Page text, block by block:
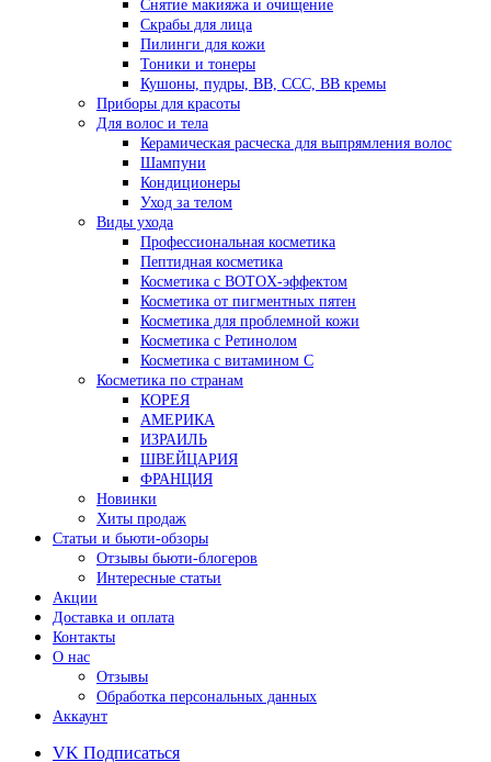
Снятие макияжа и очищение
Скрабы для лица
Пилинги для кожи
Тоники и тонеры
Кушоны, пудры, ВВ, ССС, ВВ кремы
Приборы для красоты
Для волос и тела
Керамическая расческа для выпрямления волос
Шампуни
Кондиционеры
Уход за телом
Виды ухода
Профессиональная косметика
Пептидная косметика
Косметика с BOTOX-эффектом
Косметика от пигментных пятен
Косметика для проблемной кожи
Косметика с Ретинолом
Косметика с витамином С
Косметика по странам
КОРЕЯ
АМЕРИКА
ИЗРАИЛЬ
ШВЕЙЦАРИЯ
ФРАНЦИЯ
Новинки
Хиты продаж
Статьи и бьюти-обзоры
Отзывы бьюти-блогеров
Интересные статьи
Акции
Доставка и оплата
Контакты
О нас
Отзывы
Обработка персональных данных
Аккаунт
VK Подписаться